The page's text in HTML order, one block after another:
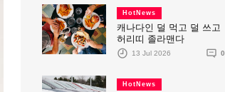
HotNews
캐나다인 덜 먹고 덜 쓰고
허리띠 졸라맨다
13 Jul 2026 0
HotNews